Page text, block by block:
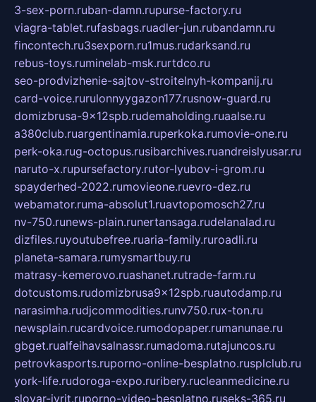
3-sex-porn.ruban-damn.rupurse-factory.ru
viagra-tablet.rufasbags.ruadler-jun.rubandamn.ru
fincontech.ru3sexporn.ru1mus.rudarksand.ru
rebus-toys.ruminelab-msk.rurtdco.ru
seo-prodvizhenie-sajtov-stroitelnyh-kompanij.ru
card-voice.rurulonnyygazon177.rusnow-guard.ru
domizbrusa-9x12spb.rudemaholding.ruaalse.ru
a380club.ruargentinamia.ruperkoka.rumovie-one.ru
perk-oka.rug-octopus.rusibarchives.ruandreislyusar.ru
naruto-x.rupursefactory.rutor-lyubov-i-grom.ru
spayderhed-2022.rumovieone.ruevro-dez.ru
webamator.ruma-absolut1.ruavtopomosch27.ru
nv-750.runews-plain.runertansaga.rudelanalad.ru
dizfiles.ruyoutubefree.ruaria-family.ruroadli.ru
planeta-samara.rumysmartbuy.ru
matrasy-kemerovo.ruashanet.rutrade-farm.ru
dotcustoms.rudomizbrusa9x12spb.ruautodamp.ru
narasimha.rudjcommodities.runv750.rux-ton.ru
newsplain.rucardvoice.rumodopaper.rumanunae.ru
gbget.rualfeihavsalnassr.rumadoma.rutajuncos.ru
petrovkasports.ruporno-online-besplatno.rusplclub.ru
york-life.rudoroga-expo.ruribery.rucleanmedicine.ru
slovar-ivrit.ruporno-video-besplatno.ruseks-365.ru